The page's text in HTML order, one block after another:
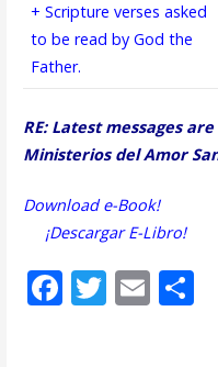
+ Scripture verses asked
to be read by God the
Father.
RE: Latest messages
Ministerios del Amor
Download e-Book!
¡Descargar E-Libro!
F T E S